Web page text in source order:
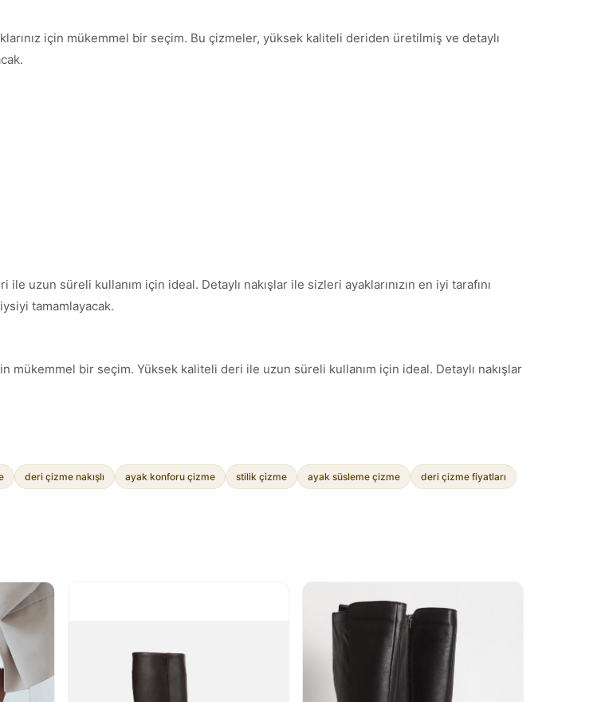
için mükemmel bir seçim. Bu çizmeler, yüksek kaliteli deriden üretilmiş ve detaylı
uzun süreli kullanım için ideal. Detaylı nakışlar ile sizleri ayaklarınızın en iyi tarafını
tamamlayacak.
mükemmel bir seçim. Yüksek kaliteli deri ile uzun süreli kullanım için ideal. Detaylı nakışlar
deri çizme nakışlı ayak konforu çizme stilik çizme ayak süsleme çizme deri çizme fiyatları